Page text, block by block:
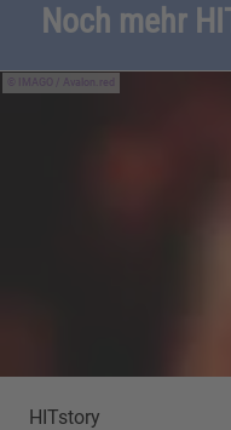
Noch mehr
IMAGO / Avalon.red
HITstory